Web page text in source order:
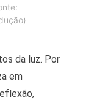
da luz. Por
em